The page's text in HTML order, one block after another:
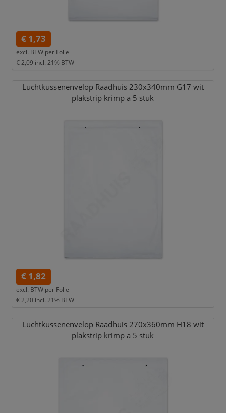
€ 1,73
excl. BTW per Folie
€ 2,09 incl. 21% BTW
Luchtkussenenvelop Raadhuis 230x340mm G17 wit
plakstrip krimp a 5 stuk
€ 1,82
excl. BTW per Folie
€ 2,20 incl. 21% BTW
Luchtkussenenvelop Raadhuis 270x360mm H18 wit
plakstrip krimp a 5 stuk